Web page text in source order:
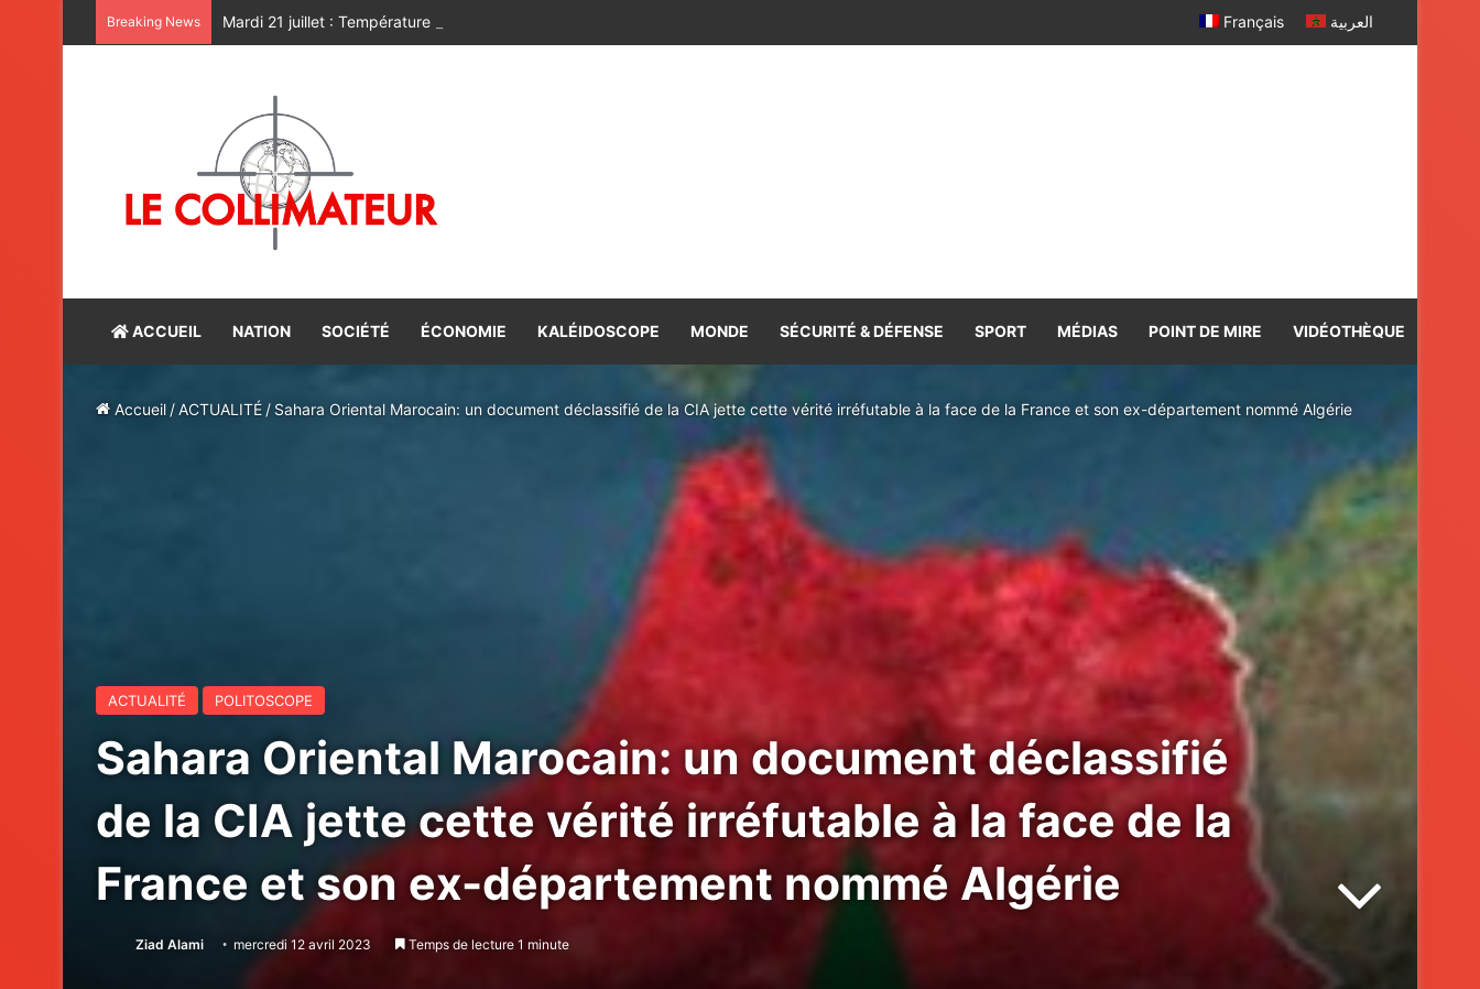
Breaking News Mardi 21 juillet : Température du jour en hausse sur les plaines nord Français العربية
ACCUEIL NATION SOCIÉTÉ ÉCONOMIE KALÉIDOSCOPE MONDE SÉCURITÉ & DÉFENSE SPORT MÉDIAS POINT DE MIRE VIDÉOTHÈQUE
Accueil /ACTUALITÉ / Sahara Oriental Marocain: un document déclassifié de la CIA jette cette vérité irréfutable à la face de la France et son ex-département nommé Algérie
ACTUALITÉ POLITOSCOPE
Sahara Oriental Marocain: un document déclassifié
de la CIA jette cette vérité irréfutable à la face de la
France et son ex-département nommé Algérie
Ziad Alami mercredi 12 avril 2023 Temps de lecture 1 minute